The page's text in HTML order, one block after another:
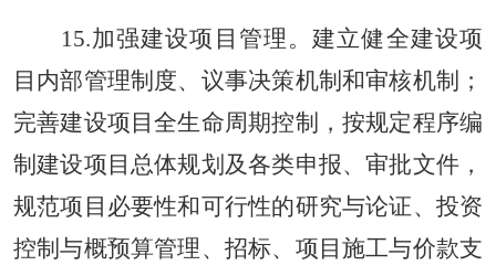
15.加强建设项目管理。建立健全建设项
目内部管理制度、议事决策机制和审核机制；
完善建设项目全生命周期控制，按规定程序编
制建设项目总体规划及各类申报、审批文件，
规范项目必要性和可行性的研究与论证、投资
控制与概预算管理、招标、项目施工与价款支